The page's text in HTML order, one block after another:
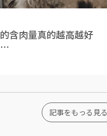
含肉量真的越高越好
⋯
記事をもっる見る